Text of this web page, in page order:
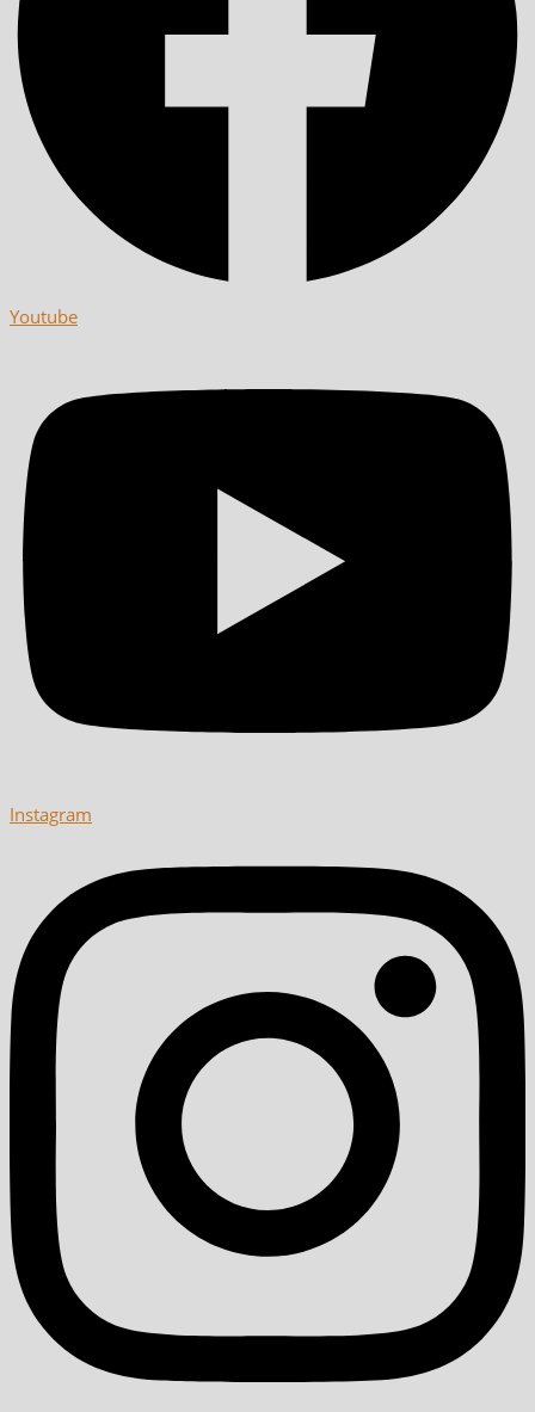
Youtube
Instagram